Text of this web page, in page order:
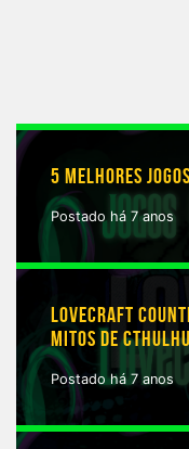
5 MELHORES
Postado há 7 anos
LOVECRAFT
MITOS DE
Postado há 7 anos